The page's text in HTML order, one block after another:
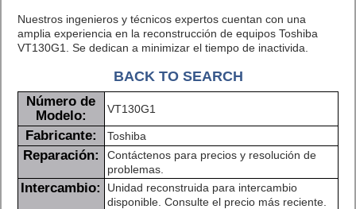
Nuestros ingenieros y técnicos expertos cuentan con una
amplia experiencia en la reconstrucción de equipos Toshiba
VT130G1. Se dedican a minimizar el tiempo de inactivida.
BACK TO SEARCH
Número de
Modelo:
VT130G1
Fabricante: Toshiba
Reparación:
Contáctenos para precios y resolución de
problemas.
Intercambio:
Unidad reconstruida para intercambio
disponible. Consulte el precio más reciente.